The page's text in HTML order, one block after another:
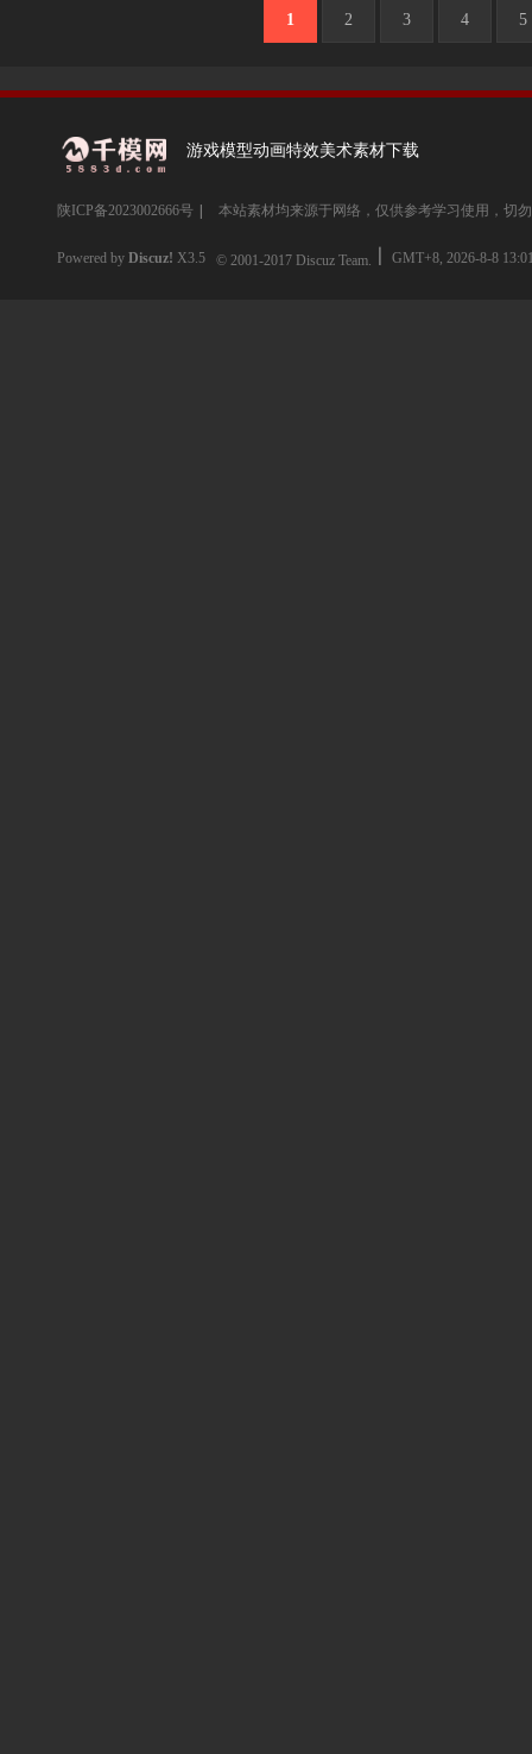
1 2 3 4 5
游戏模型动画特效美术素材下载
陕ICP备2023002666号 本站素材均来源于网络，仅供参考学习使用，切
Powered by Discuz! X3.5 © 2001-2017 Discuz Team. GMT+8, 2026-8-8